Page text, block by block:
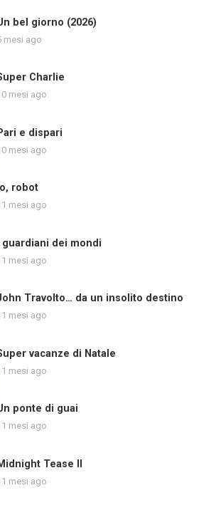
bel giorno (2026)
mesi ago
Charlie
mesi ago
e dispari
mesi ago
Io, robot
mesi ago
I guardiani dei mondi
mesi ago
Travolto… da un insolito destino
mesi ago
vacanze di Natale
mesi ago
ponte di guai
mesi ago
Tease II
mesi ago